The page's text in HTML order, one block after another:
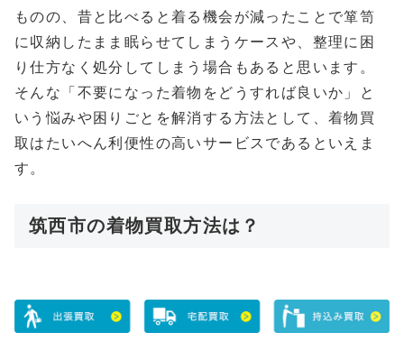
ものの、昔と比べると着る機会が減ったことで箪笥
に収納したまま眠らせてしまうケースや、整理に困
り仕方なく処分してしまう場合もあると思います。
そんな「不要になった着物をどうすれば良いか」と
いう悩みや困りごとを解消する方法として、着物買
取はたいへん利便性の高いサービスであるといえま
す。
筑西市の着物買取方法は？